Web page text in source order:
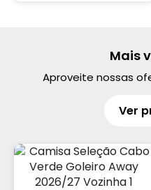
Mais
Aproveite nossas
Ver